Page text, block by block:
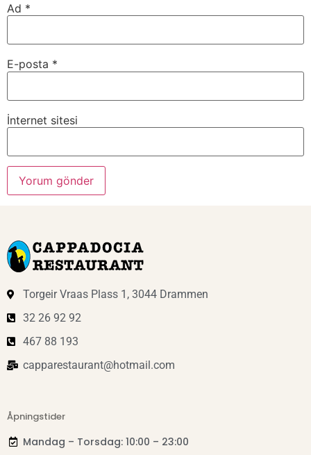
Ad *
E-posta *
İnternet sitesi
Torgeir Vraas Plass 1, 3044 Drammen
32 26 92 92
467 88 193
capparestaurant@hotmail.com
Åpningstider
Mandag – Torsdag: 10:00 – 23:00